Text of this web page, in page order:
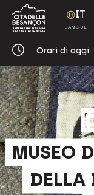
Orari di oggi:
IT
MUSEO
DELLA